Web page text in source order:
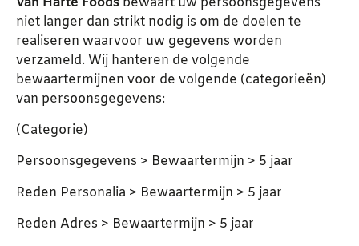
niet langer dan strikt nodig is om de doelen te
realiseren waarvoor uw gegevens worden
verzameld. Wij hanteren de volgende
bewaartermijnen voor de volgende (categorieën)
van persoonsgegevens:
(Categorie)
Persoonsgegevens > Bewaartermijn > 5 jaar
Reden Personalia > Bewaartermijn > 5 jaar
Reden Adres > Bewaartermijn > 5 jaar